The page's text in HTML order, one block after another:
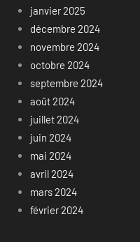
janvier 2025
décembre 2024
novembre 2024
octobre 2024
septembre 2024
août 2024
juillet 2024
juin 2024
mai 2024
avril 2024
mars 2024
février 2024